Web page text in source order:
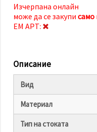
натиснеш
всички!"
или да
"Настройки",
като
избереш
дадения
и кликнеш
бутона
"Запази"
Изчерпана онлайн
може да се закупи само
ЕМ АРТ:
Описание
Вид
Материал
Тип на стоката